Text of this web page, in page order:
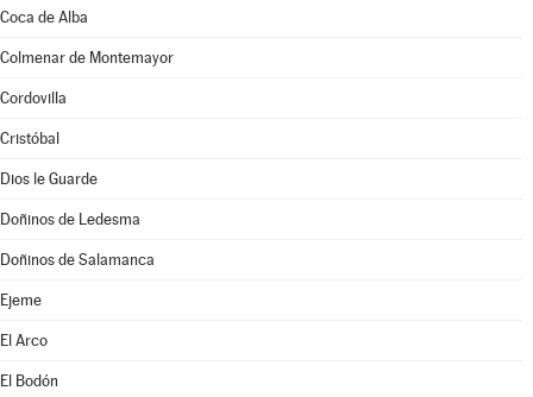
Coca de Alba
Colmenar de Montemayor
Cordovilla
Cristóbal
Dios le Guarde
Doñinos de Ledesma
Doñinos de Salamanca
Ejeme
El Arco
El Bodón